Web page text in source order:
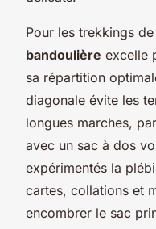
Pour les trekkings
bandoulière excelle
sa répartition
diagonale évite les
longues marches,
avec un sac à dos
expérimentés la
cartes, collations et
encombrer le sac